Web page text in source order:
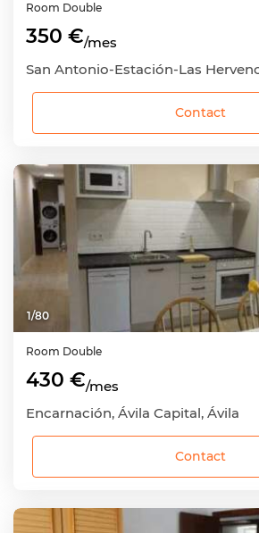
Room Double
350 €/mes
Contact
1/80
Room Double
430 €/mes
Encarnación, Ávila Capital, Ávila
Contact